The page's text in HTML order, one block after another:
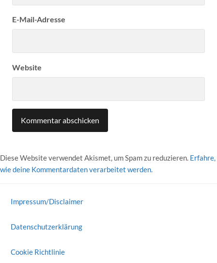
E-Mail-Adresse
Website
Diese Website verwendet Akismet, um Spam zu reduzieren. Erfahre,
wie deine Kommentardaten verarbeitet werden.
Impressum/Disclaimer
Datenschutzerklärung
Cookie Richtlinie